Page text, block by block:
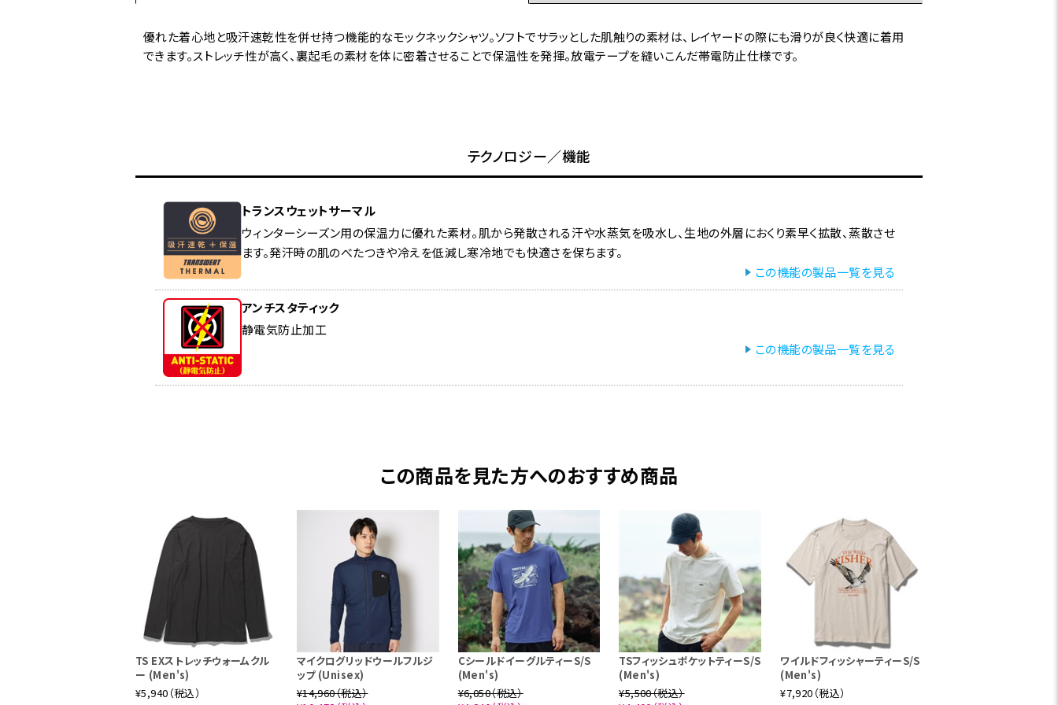
優れた着心地と吸汗速乾性を併せ持つ機能的なモックネックシャツ。ソフトでサラッとした肌触りの素材は、レイヤードの際にも滑りが良く快適に着用
できます。ストレッチ性が高く、裏起毛の素材を体に密着させることで保温性を発揮。放電テープを縫いこんだ帯電防止仕様です。
テクノロジー／機能
トランスウェットサーマル
ウィンターシーズン用の保温力に優れた素材。肌から発散される汗や水蒸気を吸水し、生地の外層におくり素早く拡散、蒸散させ
ます。発汗時の肌のべたつきや冷えを低減し寒冷地でも快適さを保ちます。
この機能の製品一覧を見る
アンチスタティック
静電気防止加工
この機能の製品一覧を見る
この商品を見た方へのおすすめ商品
TS EXストレッチウォームクル
ー (Men's)
¥5,940（税込）
マイクログリッドウールフルジ
ップ (Unisex)
¥14,960（税込）
CシールドイーグルティーS/S
(Men's)
¥6,050（税込）
TSフィッシュポケットティーS/S
(Men's)
¥5,500（税込）
ワイルドフィッシャーティーS/S
(Men's)
¥7,920（税込）